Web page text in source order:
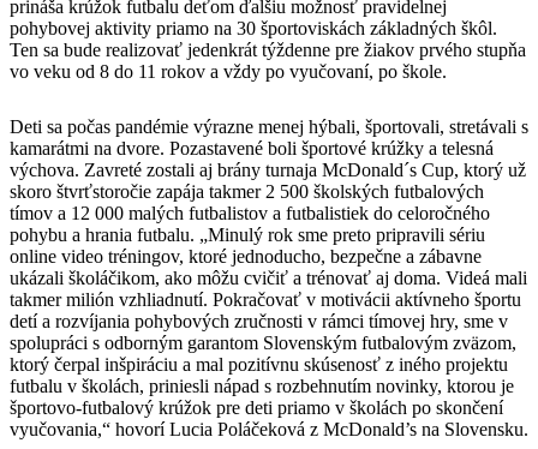
prináša krúžok futbalu deťom ďalšiu možnosť pravidelnej
pohybovej aktivity priamo na 30 športoviskách základných škôl.
Ten sa bude realizovať jedenkrát týždenne pre žiakov prvého stupňa
vo veku od 8 do 11 rokov a vždy po vyučovaní, po škole.
Deti sa počas pandémie výrazne menej hýbali, športovali, stretávali s
kamarátmi na dvore. Pozastavené boli športové krúžky a telesná
výchova. Zavreté zostali aj brány turnaja McDonald´s Cup, ktorý už
skoro štvrťstoročie zapája takmer 2 500 školských futbalových
tímov a 12 000 malých futbalistov a futbalistiek do celoročného
pohybu a hrania futbalu. „Minulý rok sme preto pripravili sériu
online video tréningov, ktoré jednoducho, bezpečne a zábavne
ukázali školáčikom, ako môžu cvičiť a trénovať aj doma. Videá mali
takmer milión vzhliadnutí. Pokračovať v motivácii aktívneho športu
detí a rozvíjania pohybových zručnosti v rámci tímovej hry, sme v
spolupráci s odborným garantom Slovenským futbalovým zväzom,
ktorý čerpal inšpiráciu a mal pozitívnu skúsenosť z iného projektu
futbalu v školách, priniesli nápad s rozbehnutím novinky, ktorou je
športovo-futbalový krúžok pre deti priamo v školách po skončení
vyučovania,“ hovorí Lucia Poláčeková z McDonald’s na Slovensku.